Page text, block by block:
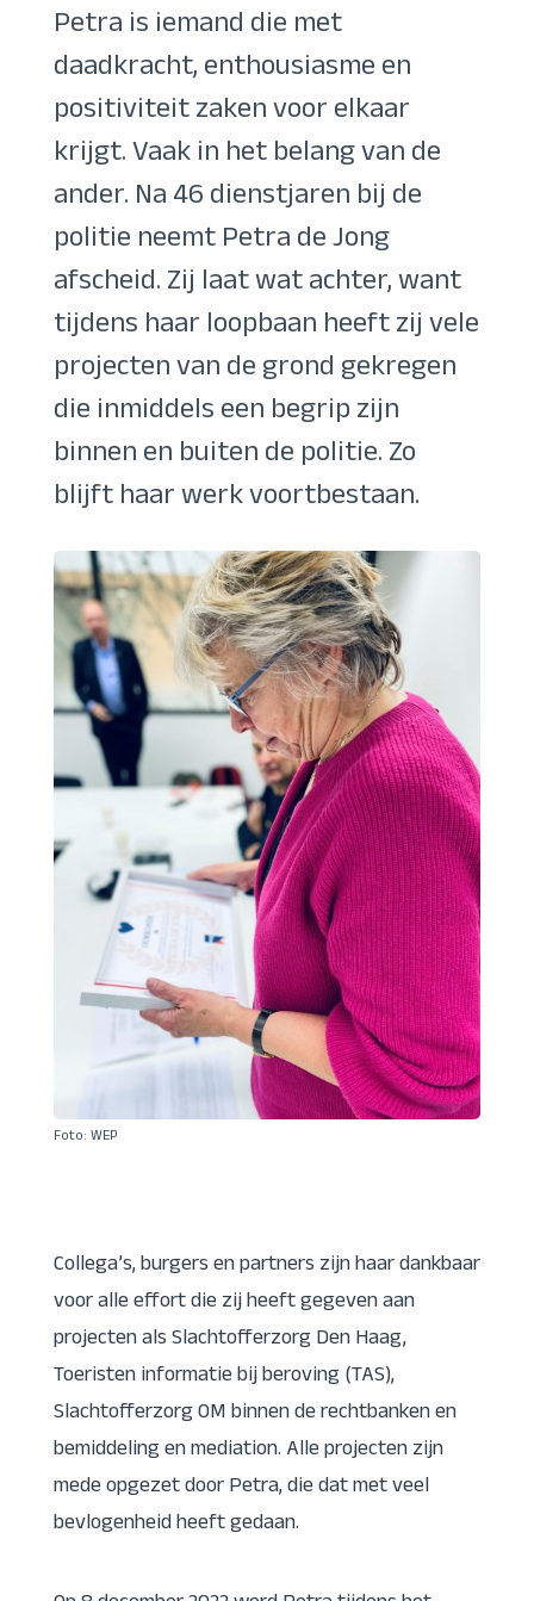
Petra is iemand die met
daadkracht, enthousiasme en
positiviteit zaken voor elkaar
krijgt. Vaak in het belang van de
ander. Na 46 dienstjaren bij de
politie neemt Petra de Jong
afscheid. Zij laat wat achter, want
tijdens haar loopbaan heeft zij vele
projecten van de grond gekregen
die inmiddels een begrip zijn
binnen en buiten de politie. Zo
blijft haar werk voortbestaan.
Foto: WEP
Collega’s, burgers en partners zijn haar dankbaar
voor alle effort die zij heeft gegeven aan
projecten als Slachtofferzorg Den Haag,
Toeristen informatie bij beroving (TAS),
Slachtofferzorg OM binnen de rechtbanken en
bemiddeling en mediation. Alle projecten zijn
mede opgezet door Petra, die dat met veel
bevlogenheid heeft gedaan.